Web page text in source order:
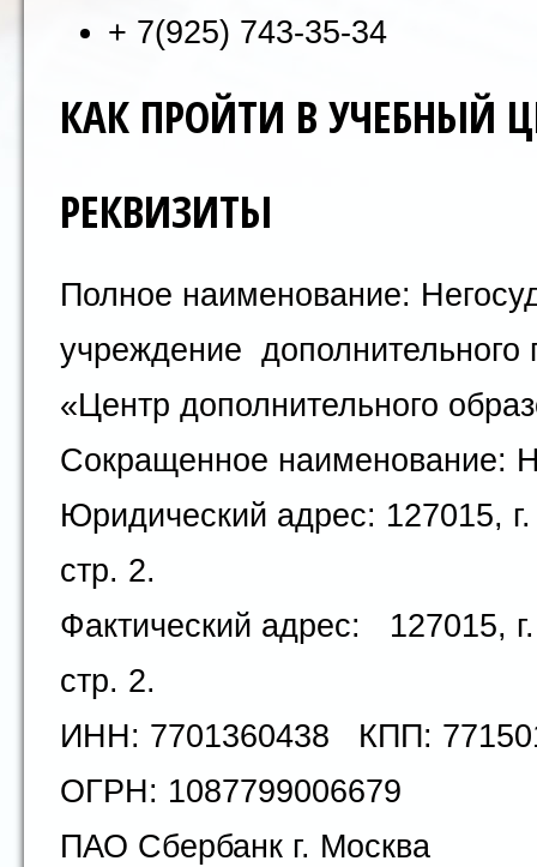
+ 7(925) 743-35-34
КАК ПРОЙТИ В УЧЕБНЫЙ
РЕКВИЗИТЫ
Полное наименование:
учреждение
«Центр дополнительного
Сокращенное
Юридический адрес: 127015,
стр. 2.
Фактический адрес: 127015,
стр. 2.
ИНН: 7701360438 КПП:
ОГРН: 1087799006679
ПАО Сбербанк г. Москва